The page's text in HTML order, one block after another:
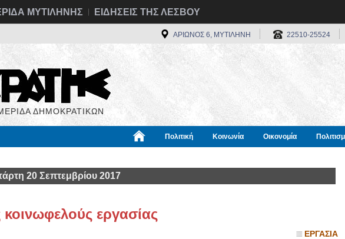
ΜΥΤΙΛΗΝΗΣ ΕΙΔΗΣΕΙΣ ΤΗΣ ΛΕΣΒΟΥ
ΑΡΙΩΝΟΣ 6, ΜΥΤΙΛΗΝΗ 22510-25524
ΔΗΜΟΚΡΑΤΙΚΩΝ
Πολιτική Κοινωνία Οικονομία
20 Σεπτεμβρίου 2017
εργασίας
ΕΡΓΑΣΙΑ